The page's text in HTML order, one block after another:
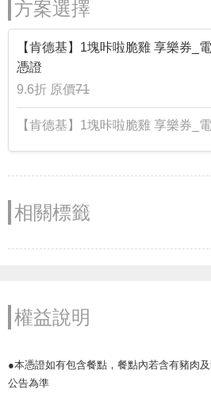
方案選擇
【肯德基】1塊咔啦脆雞 享樂券_
憑證
9.6折 原價71
【肯德基】1塊咔啦脆雞 享樂券_
相關標籤
權益說明
●本憑證如有包含餐點，餐點內若含有豬肉
公告為準